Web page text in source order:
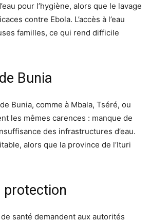
pour l’hygiène, alors que le lavage
contre Ebola. L’accès à l’eau
familles, ce qui rend difficile
Bunia
Bunia, comme à Mbala, Tséré, ou
les mêmes carences : manque de
des infrastructures d’eau.
alors que la province de l’Ituri
protection
santé demandent aux autorités